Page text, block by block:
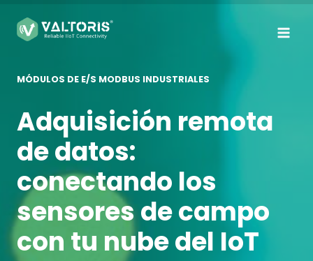
contenido
MÓDULOS DE E/S MODBUS INDUSTRIALES
Adquisición remota
de datos:
conectando los
sensores de campo
con tu nube del IoT